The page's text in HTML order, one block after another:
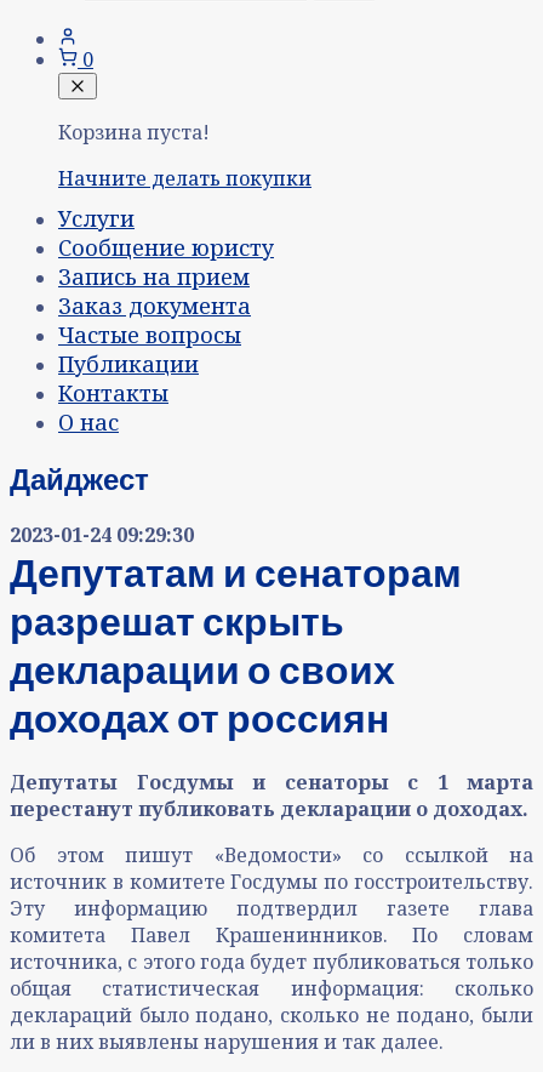
0
Корзина пуста!
Начните делать покупки
Услуги
Сообщение юристу
Запись на прием
Заказ документа
Частые вопросы
Публикации
Контакты
О нас
Дайджест
2023-01-24 09:29:30
Депутатам и сенаторам
разрешат скрыть
декларации о своих
доходах от россиян
Депутаты Госдумы и сенаторы с 1 марта
перестанут публиковать декларации о доходах.
Об этом пишут «Ведомости» со ссылкой на
источник в комитете Госдумы по госстроительству.
Эту информацию подтвердил газете глава
комитета Павел Крашенинников. По словам
источника, с этого года будет публиковаться только
общая статистическая информация: сколько
деклараций было подано, сколько не подано, были
ли в них выявлены нарушения и так далее.